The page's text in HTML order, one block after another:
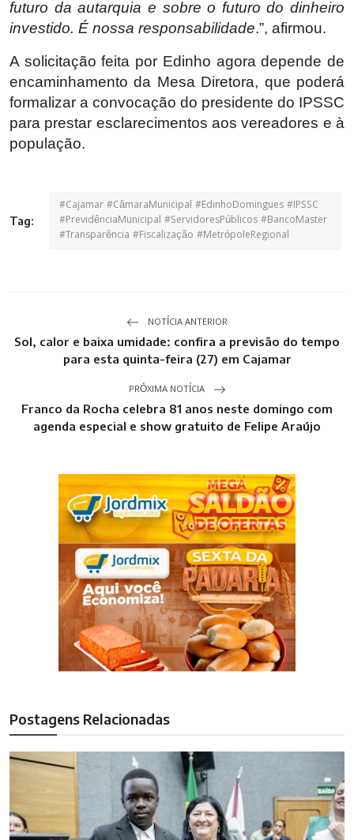
futuro da autarquia e sobre o futuro do dinheiro
investido. É nossa responsabilidade.”, afirmou.
A solicitação feita por Edinho agora depende de
encaminhamento da Mesa Diretora, que poderá
formalizar a convocação do presidente do IPSSC
para prestar esclarecimentos aos vereadores e à
população.
Tag:
#Cajamar #CâmaraMunicipal #EdinhoDomingues #IPSSC
#PrevidênciaMunicipal #ServidoresPúblicos #BancoMaster
#Transparência #Fiscalização #MetrópoleRegional
NOTÍCIA ANTERIOR
Sol, calor e baixa umidade: confira a previsão do tempo
para esta quinta-feira (27) em Cajamar
PRÓXIMA NOTÍCIA
Franco da Rocha celebra 81 anos neste domingo com
agenda especial e show gratuito de Felipe Araújo
Postagens Relacionadas